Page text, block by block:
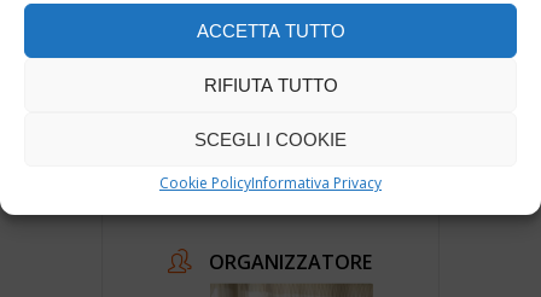
ACCETTA TUTTO
RIFIUTA TUTTO
SCEGLI I COOKIE
Cookie PolicyInformativa Privacy
MAGGIORI
ISCRIVITI
GoTo Webinar
ORGANIZZATORE